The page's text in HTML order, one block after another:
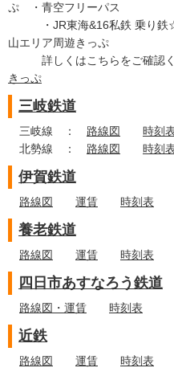
ぷ ・青空フリーパス
・JR東海&16私鉄 乗り鉄☆
山エリア周遊きっぷ
詳しくはこちらをご確認
きっぷ
三岐鉄道
三岐線 ： 路線図 時刻
北勢線 ： 路線図 時刻
伊賀鉄道
路線図 運賃 時刻表
養老鉄道
路線図 運賃 時刻表
四日市あすなろう鉄道
路線図・運賃 時刻表
近鉄
路線図 運賃 時刻表